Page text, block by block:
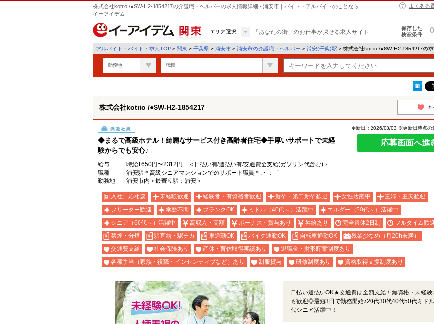
株式会社kotrio /●SW-H2-1854217の介護職・ヘルパーの求人情報詳細 - 浦安市｜バイト・アルバイトのことなら
イーアイデム
よくある
関東
エリア選択 「あなたの街」のお仕事が探せる求人サイト
保存した
検索条件
0
アルバイト・バイト・求人TOP > 関東 > 千葉県 > 浦安市 > 浦安市の介護職・ヘルパー > 浦安(千葉)駅 > 株式会社kotrio /●SW-H2-1854217の
勤務地 職種
株式会社kotrio /●SW-H2-1854217 キ
派遣社員
◆まるで高級ホテル！綺麗なサービス付き高齢者住宅◆手厚いサポートで未経
験からでも安心♪
更新日：2026/08/03 ※更新日時点の
応募画面へ進
給与
時給1650円〜2312円 ＜日払い有/週払い有/交通費全支給(ガソリン代含む)＞
職種
浦安駅＊高級シニアマンションでのサポート職員＊.・：゜
勤務地
浦安市内＜最寄り駅：浦安＞
入社日応相談 未経験歓迎 経験者・有資格者歓迎 新卒・第二新卒歓迎 女性活躍中
主婦・主夫歓迎
フリーター歓迎
学歴不問 ブランクOK ミドル（40代～）活躍中
エルダー（50代～）活躍中
シニア（60代～）活躍中
高収入・高額 ボーナス・賞与あり 昇給あり 完全週休2日制
フルタイム歓
禁煙・分煙
駅直結・駅チカ 車通勤OK バイク通勤OK 自転車通勤OK
残業少なめ（月20h未満）
交通費支給
社会保険あり 産休・育休取得実績あり
退職金・財形貯蓄制度あり
各種手当（家族・役職・インセンティブなど）あり
制服貸与 研修制度あり 資格取得支援制度あり
日払い週払いOK★交通費は全額支給！無資格・未経験
も歓迎◎最短3日で勤務開始♪20代30代40代50代ミド
代シニア活躍中！